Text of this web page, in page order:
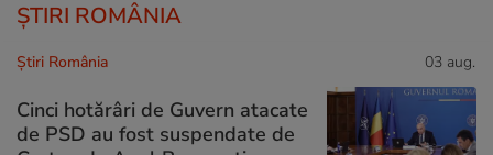
ȘTIRI ROMÂNIA
Știri România 03 aug.
Cinci hotărâri de Guvern atacate
de PSD au fost suspendate de